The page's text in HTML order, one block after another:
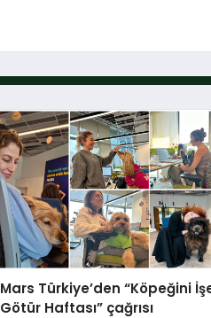
Mars Türkiye’den “Köpeğini
Götür Haftası” çağrısı